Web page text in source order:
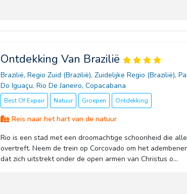
Ontdekking Van Brazilië
Brazilië, Regio Zuid (Brazilië), Zuidelijke Regio (Brazilië),
Do Iguaçu, Rio De Janeiro, Copacabana
Best Of Expair Natuur Groepen Ontdekking
Reis naar het hart van de natuur
Rio is een stad met een droomachtige schoonheid die
overtreft. Neem de trein op Corcovado om het
dat zich uitstrekt onder de open armen van Christus o...